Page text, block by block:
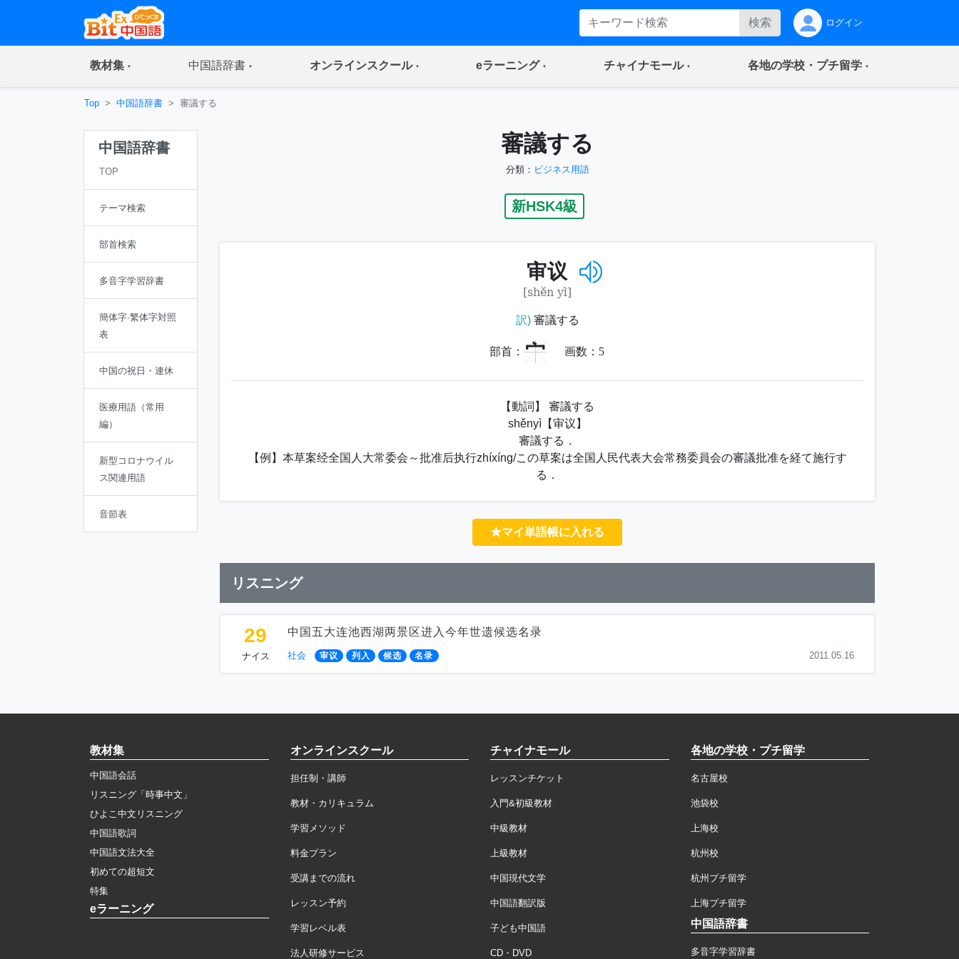
検索 ログイン
教材集(current) 中国語辞書(current) オンラインスクール(current) eラーニング(current) チャイナモール(current) 各地の学校・プチ留学(current)
Top 中国語辞書 審議する
中国語辞書
TOP
テーマ検索
部首検索
多音字学習辞書
簡体字·繁体字対照
表
中国の祝日・連休
医療用語（常用
編）
新型コロナウイル
ス関連用語
音節表
審議する
分類： ビジネス用語
新HSK4級
审议
[shěn yì]
訳)審議する
部首： 宀 画数： 5
【動詞】 審議する
shěnyì【审议】
審議する．
【例】本草案经全国人大常委会～批准后执行zhíxíng/この草案は全国人民代表大会常務委員会の審議批准を経て施行す
る．
★マイ単語帳に入れる
リスニング
29
ナイス
中国五大连池西湖两景区进入今年世遗候选名录
社会 审议 列入 候选 名录 2011.05.16
教材集
中国語会話
リスニング「時事中文」
ひよこ中文リスニング
中国語歌詞
中国語文法大全
初めての超短文
特集
eラーニング
オンラインスクール
担任制・講師
教材・カリキュラム
学習メソッド
料金プラン
受講までの流れ
レッスン予約
学習レベル表
法人研修サービス
チャイナモール
レッスンチケット
入門&初級教材
中級教材
上級教材
中国現代文学
中国語翻訳版
子ども中国語
CD・DVD
各地の学校・プチ留学
名古屋校
池袋校
上海校
杭州校
杭州プチ留学
上海プチ留学
中国語辞書
多音字学習辞書